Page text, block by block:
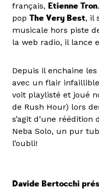
français, Etienne Tron
pop The Very Best, il
musicale hors piste
la web radio, il lance
Depuis il enchaine
avec un flair
voit playlisté et joué
de Rush Hour) lors
s’agit d’une
Neba Solo, un pur
l’oubli!
Davide Bertocchi